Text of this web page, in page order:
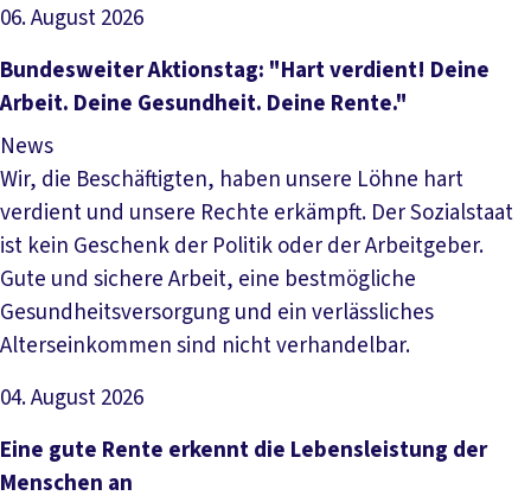
06. August 2026
Artikel lesen
Bundesweiter Aktionstag: "Hart verdient! Deine
Arbeit. Deine Gesundheit. Deine Rente."
News
Wir, die Beschäftigten, haben unsere Löhne hart
verdient und unsere Rechte erkämpft. Der Sozialstaat
ist kein Geschenk der Politik oder der Arbeitgeber.
Gute und sichere Arbeit, eine bestmögliche
Gesundheitsversorgung und ein verlässliches
Alterseinkommen sind nicht verhandelbar.
04. August 2026
Artikel lesen
Eine gute Rente erkennt die Lebensleistung der
Menschen an